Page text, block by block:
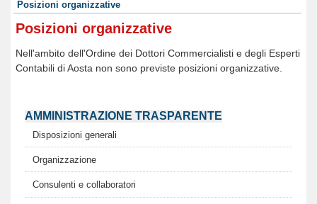
Posizioni organizzative
Posizioni organizzative
Nell'ambito dell'Ordine dei Dottori Commercialisti e degli Esperti
Contabili di Aosta non sono previste posizioni organizzative.
AMMINISTRAZIONE TRASPARENTE
Disposizioni generali
Organizzazione
Consulenti e collaboratori